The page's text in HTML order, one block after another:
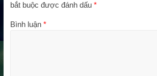
bắt buộc được đánh dấu *
Bình luận *